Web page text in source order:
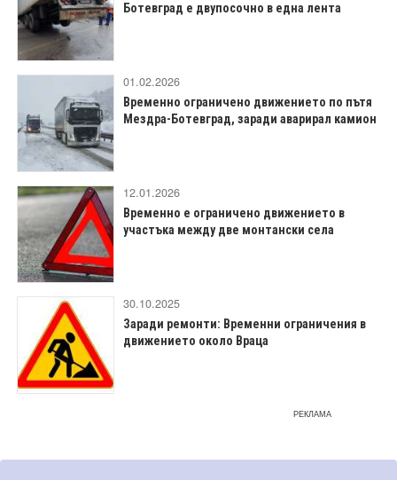
Ботевград е двупосочно в една лента
01.02.2026
Временно ограничено движението по пътя
Мездра-Ботевград, заради аварирал камион
12.01.2026
​Временно е ограничено движението в
участъка между две монтански села
30.10.2025
Заради ремонти: Временни ограничения в
движението около Враца
РЕКЛАМА